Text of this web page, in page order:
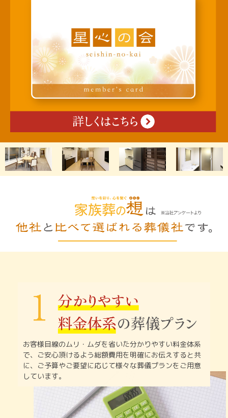
お客様目線のムリ・ムダを省いた分かりやすい料金体系
で、
ご安心頂けるよう総額費用を明確にお伝えすると共
に、
ご予算やご要望に応じて様々な葬儀プランをご用意
しています。